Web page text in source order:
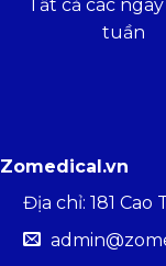
Tất cả các
tuần
Zomedical.vn
Địa chỉ: 181 Cao